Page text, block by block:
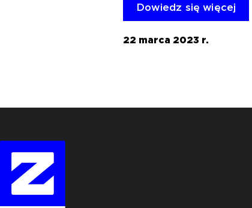
Dowiedz się więcej
22 marca 2023 r.